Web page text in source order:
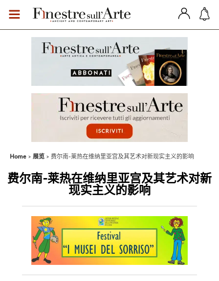
Home 展览 费尔南-莱热在维纳里亚宫及其艺术对新现实主义的影响
费尔南-莱热在维纳里亚宫及其艺术对新
现实主义的影响